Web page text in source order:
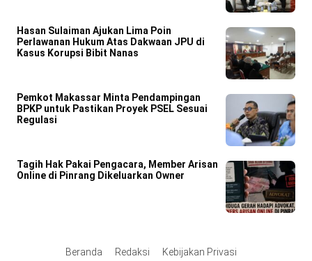
Hasan Sulaiman Ajukan Lima Poin
Perlawanan Hukum Atas Dakwaan JPU di
Kasus Korupsi Bibit Nanas
Pemkot Makassar Minta Pendampingan
BPKP untuk Pastikan Proyek PSEL Sesuai
Regulasi
Tagih Hak Pakai Pengacara, Member Arisan
Online di Pinrang Dikeluarkan Owner
Beranda Redaksi Kebijakan Privasi